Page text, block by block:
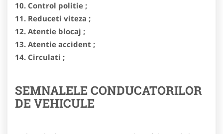
10. Control politie ;
11. Reduceti viteza ;
12. Atentie blocaj ;
13. Atentie accident ;
14. Circulati ;
SEMNALELE CONDUCATORILOR
DE VEHICULE